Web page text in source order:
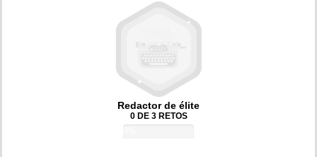
Redactor de élite
0 DE 3 RETOS